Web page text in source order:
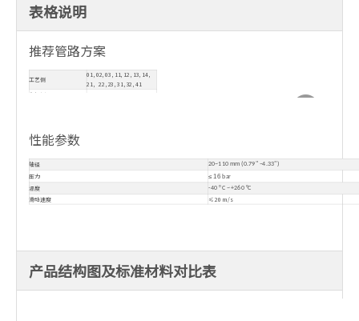
表格说明
推荐管路方案
工艺侧
01, 02, 03, 11, 12, 13, 14,
21, 22, 23, 31, 32, 41
大气侧
性能参数
轴径 20~110 mm (0.79" ~4.33")
压力 ≤16 bar
温度 -40 ° C ~ +260 °C
滑动速度 ≤ 20 m/s
产品结构图及标准材料对比表